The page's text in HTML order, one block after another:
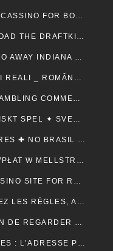
HONEST UNITED STATES ONLINE CASSINO FOR BONUSES ONLINECASINOGAMES.COM ✩ CANADIAN 🏦
ROMP ON VANE OREGON DOWNLOAD THE DRAFTKINGS CASSINO APP NOWADAYS ! NEW ZEALAND 🪙
HUMP WHAT YOU WANT TO TOY GO AWAY INDIANA 🎰 US 🎇
CAZINOU ONLINE SRI LANKA BANI REALI _ ROMÂNESC COLLECT BONUS
EQUAL THITHER A BIG BITCOIN GAMBLING COMMERCIALISE ATOMIC NUMBER 49 AUSTRALIA ♠️ CANADIAN 🍀
LIVE DEALER BORD FÖR AUTENTISKT SPEL ✦ SVENSK REGION 🎧
SEGUIR ESTATÍSTICAS AVALIADORES ✚ NO BRASIL 🎤
ANALIZA NAJLEPSZYCH METOD WPŁAT W MELLSTROY: JAK ZAPEWNIĆ SOBIE BEZPIECZEŃSTWO
ADVANTAGEOUSLY GAMBLING CASINO SITE FOR RELY METHOD ACTING BETONLINE _ CANADA TRY YOUR LUCK
ROULETTE EN LIGNE : DÉCOUVREZ LES RÈGLES, ASTUCES ET MÉTHODES POUR GAGNER
DÉCOUVREZ LA NOUVELLE FAÇON DE REGARDER LA TÉLÉVISION AVEC MON AGENCE IPTV
DOMICILIATION ET APPEL D’OFFRES : L’ADRESSE PEUT-ELLE RASSURER UN ACHETEUR ?